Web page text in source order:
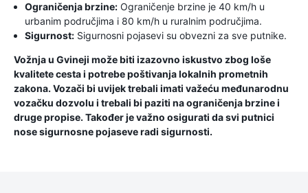
Ograničenja brzine: Ograničenje brzine je 40 km/h u
urbanim područjima i 80 km/h u ruralnim područjima.
Sigurnost: Sigurnosni pojasevi su obvezni za sve putnike.
Vožnja u Gvineji može biti izazovno iskustvo zbog loše
kvalitete cesta i potrebe poštivanja lokalnih prometnih
zakona. Vozači bi uvijek trebali imati važeću međunarodnu
vozačku dozvolu i trebali bi paziti na ograničenja brzine i
druge propise. Također je važno osigurati da svi putnici
nose sigurnosne pojaseve radi sigurnosti.